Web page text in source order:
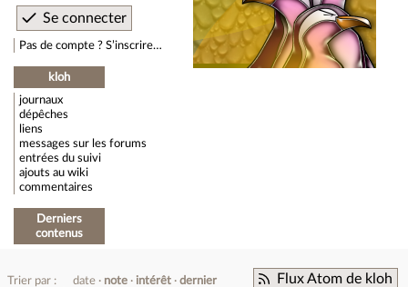
Pas de compte ? S’inscrire…
kloh
journaux
dépêches
liens
messages sur les forums
entrées du suivi
ajouts au wiki
commentaires
Derniers
contenus
Flux Atom de kloh
Trier par : date note intérêt
dernier